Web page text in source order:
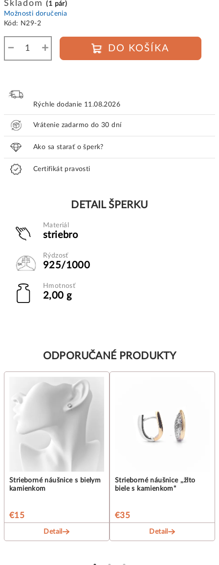
Jednotková
cena:
Skladom(1 pár)
Možnosti doručenia
Kód: N29-2
+
− DO KOŠÍKA
Rýchle dodanie 11.08.2026
Vrátenie zadarmo do 30 dní
Ako sa starať o šperk?
Certifikát pravosti
DETAIL ŠPERKU
Materiál
striebro
Rýdzosť
925/1000
Hmotnosť
2,00 g
ODPORUČANÉ PRODUKTY
Strieborné náušnice s bielym
kamienkom
€15
Detail
Strieborné náušnice ,,žlto
biele s kamienkom"
€35
Detail